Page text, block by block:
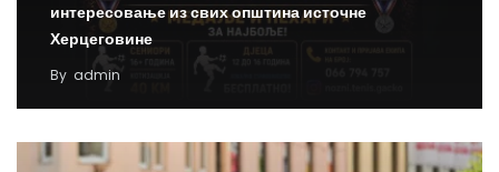
интересовање из свих општина источне
Херцеговине
By admin